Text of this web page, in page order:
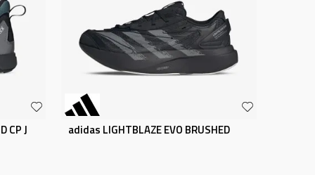
CP J adidas LIGHTBLAZE EVO BRUSHED